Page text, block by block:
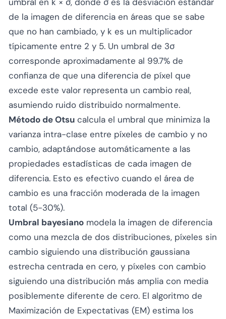
de la imagen de diferencia en áreas que se sabe
que no han cambiado, y k es un multiplicador
típicamente entre 2 y 5. Un umbral de 3σ
corresponde aproximadamente al 99.7% de
confianza de que una diferencia de píxel que
excede este valor representa un cambio real,
asumiendo ruido distribuido normalmente.
Método de Otsu calcula el umbral que minimiza la
varianza intra-clase entre píxeles de cambio y no
cambio, adaptándose automáticamente a las
propiedades estadísticas de cada imagen de
diferencia. Esto es efectivo cuando el área de
cambio es una fracción moderada de la imagen
total (5-30%).
Umbral bayesiano modela la imagen de diferencia
como una mezcla de dos distribuciones, píxeles sin
cambio siguiendo una distribución gaussiana
estrecha centrada en cero, y píxeles con cambio
siguiendo una distribución más amplia con media
posiblemente diferente de cero. El algoritmo de
Maximización de Expectativas (EM) estima los